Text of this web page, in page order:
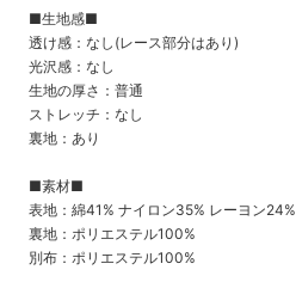
■生地感■
透け感：なし(レース部分はあり)
光沢感：なし
生地の厚さ：普通
ストレッチ：なし
裏地：あり
■素材■
表地：綿41% ナイロン35% レーヨン24%
裏地： ポリエステル100%
別布：ポリエステル100%